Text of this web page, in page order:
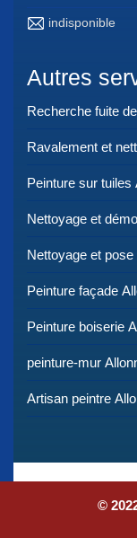
indisponible
Autres
Recherche fuite
Ravalement et
Peinture sur tuiles
Nettoyage et
Nettoyage et
Peinture façade
Peinture boiserie
peinture-mur
Artisan peintre
©